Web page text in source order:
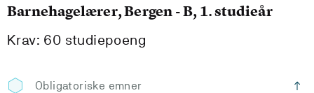
Barnehagelærer, Bergen - B, 1. studieår
Krav: 60 studiepoeng
Obligatoriske emner